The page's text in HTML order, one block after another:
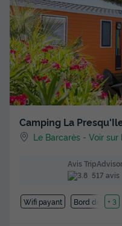
Camping La
Le Barcarès -Voir sur
Avis TripAdvisor
517 avis
Wifi payant Bord de mer
+ 3